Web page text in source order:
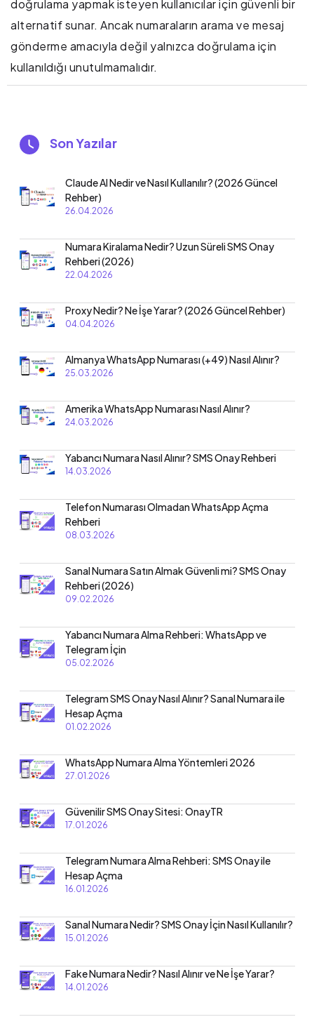
doğrulama yapmak isteyen kullanıcılar için güvenli bir
alternatif sunar. Ancak numaraların arama ve mesaj
gönderme amacıyla değil yalnızca doğrulama için
kullanıldığı unutulmamalıdır.
Son Yazılar
Claude AI Nedir ve Nasıl Kullanılır? (2026 Güncel
Rehber)
26.04.2026
Numara Kiralama Nedir? Uzun Süreli SMS Onay
Rehberi (2026)
22.04.2026
Proxy Nedir? Ne İşe Yarar? (2026 Güncel Rehber)
04.04.2026
Almanya WhatsApp Numarası (+49) Nasıl Alınır?
25.03.2026
Amerika WhatsApp Numarası Nasıl Alınır?
24.03.2026
Yabancı Numara Nasıl Alınır? SMS Onay Rehberi
14.03.2026
Telefon Numarası Olmadan WhatsApp Açma
Rehberi
08.03.2026
Sanal Numara Satın Almak Güvenli mi? SMS Onay
Rehberi (2026)
09.02.2026
Yabancı Numara Alma Rehberi: WhatsApp ve
Telegram İçin
05.02.2026
Telegram SMS Onay Nasıl Alınır? Sanal Numara ile
Hesap Açma
01.02.2026
WhatsApp Numara Alma Yöntemleri 2026
27.01.2026
Güvenilir SMS Onay Sitesi: OnayTR
17.01.2026
Telegram Numara Alma Rehberi: SMS Onay ile
Hesap Açma
16.01.2026
Sanal Numara Nedir? SMS Onay İçin Nasıl Kullanılır?
15.01.2026
Fake Numara Nedir? Nasıl Alınır ve Ne İşe Yarar?
14.01.2026